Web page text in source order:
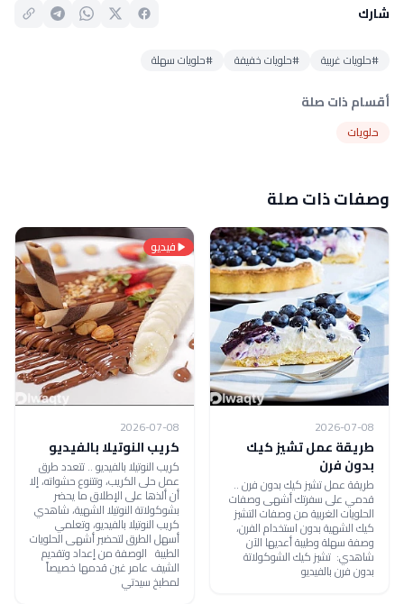
شارك
#حلويات غربية #حلويات خفيفة #حلويات سهلة
أقسام ذات صلة
حلويات
وصفات ذات صلة
2026-07-08
طريقة عمل تشيز كيك
بدون فرن
طريقة عمل تشيز كيك بدون فرن ..
قدمي على سفرتك أشهى وصفات
الحلويات الغربية من وصفات التشيز
كيك الشهية بدون استخدام الفرن،
وصفة سهلة وطيبة أعديها الآن
شاهدي: تشيز كيك الشوكولاتة
بدون فرن بالفيديو
فيديو
2026-07-08
كريب النوتيلا بالفيديو
كريب النوتيلا بالفيديو .. تتعدد طرق
عمل حلى الكريب، وتتنوع حشواته، إلا
أن ألذها على الإطلاق ما يحضر
بشوكولاتة النوتيلا الشهية، شاهدي
كريب النوتيلا بالفيديو، وتعلمي
أسهل الطرق لتحضير أشهى الحلويات
الطيبة الوصفة من إعداد وتقديم
الشيف عامر غبن قدمها خصيصاً
لمطبخ سيدتي